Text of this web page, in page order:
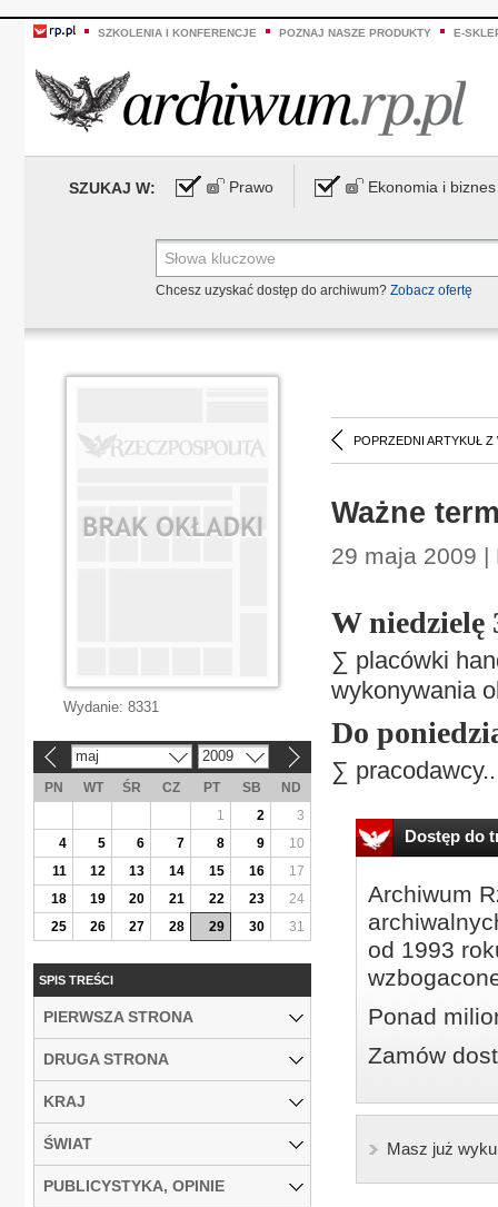
SZKOLENIA I KONFERENCJE POZNAJ NASZE PRODUKTY E-
SZUKAJ W: Prawo Ekonomia i biznes
Chcesz uzyskać dostęp do archiwum? Zobacz ofertę
POPRZEDNI ARTYKUŁ Z
Ważne
29 maja 2009 |
W niedzielę
∑ placówki
wykonywania
Do
∑
Dostęp do
Archiwum
od 1993
Ponad
Zamów
Masz już
Wydanie: 8331
maj 2009
PN WT ŚR CZ PT SB
ND
1
2
3
4
5 6 7 8 9
10
11
12 13 14 15 16
17
18
19 20 21 22 23
24
25
26 27 28 29 30 31
SPIS TREŚCI
PIERWSZA STRONA
DRUGA STRONA
KRAJ
ŚWIAT
PUBLICYSTYKA, OPINIE